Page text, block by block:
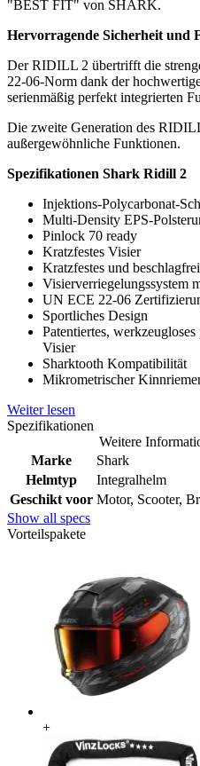
"BEST FIT" von SHARK.
Hervorragende Sicherheit und
Der RIDILL 2 übertrifft die
22-06-Norm dank der
serienmäßig perfekt integrierten
Die zweite Generation des
außergewöhnliche Funktionen.
Spezifikationen Shark Ridill 2
Injektions-Polycarbonat-
Multi-Density EPS-
Pinlock 70 ready
Kratzfestes Visier
Kratzfestes und
Visierverriegelungssystem
UN ECE 22-06
Sportliches Design
Patentiertes,
Visier
Sharktooth Kompatibilität
Mikrometrischer
Weiter lesen
Spezifikationen
Weitere
Marke
Shark
Helmtyp
Integralhelm
Geschikt voor Motor, Scooter,
Show all specs
Vorteilspakete
+